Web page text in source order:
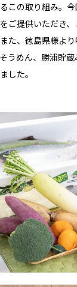
この取り組み。
ご提供いただき
た、徳島県様よ
うめん、勝浦貯
した。